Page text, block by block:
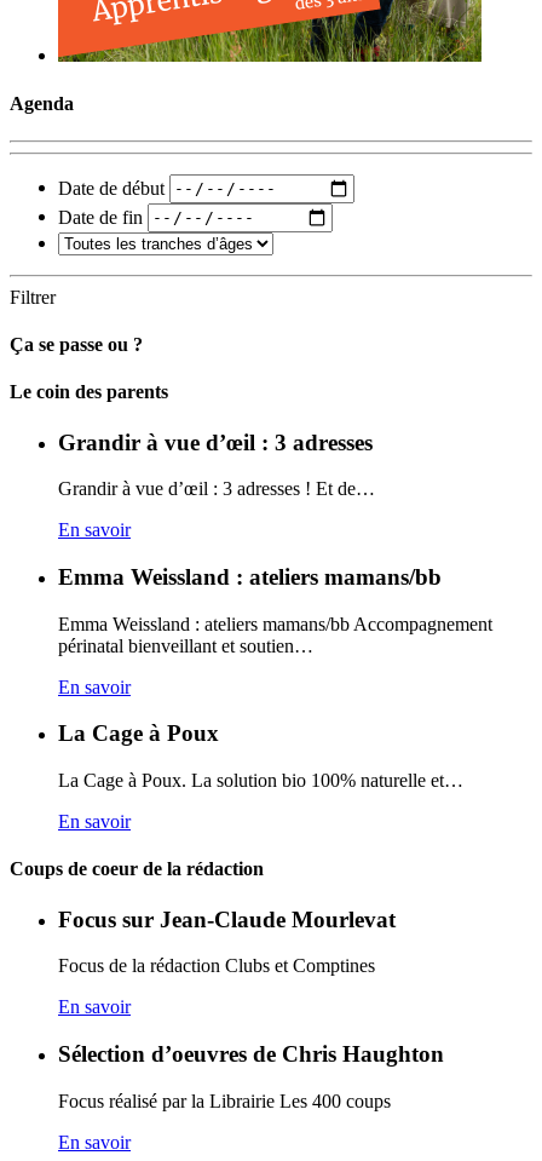
Agenda
Date de début
Date de fin
Filtrer
Ça se passe ou ?
Carto
Le coin des parents
Grandir à vue d’œil : 3 adresses
Grandir à vue d’œil : 3 adresses ! Et de…
En savoir
Emma Weissland : ateliers mamans/bb
Emma Weissland : ateliers mamans/bb Accompagnement
périnatal bienveillant et soutien…
En savoir
La Cage à Poux
La Cage à Poux. La solution bio 100% naturelle et…
En savoir
Coups de coeur de la rédaction
Focus sur Jean-Claude Mourlevat
Focus de la rédaction Clubs et Comptines
En savoir
Sélection d’oeuvres de Chris Haughton
Focus réalisé par la Librairie Les 400 coups
En savoir